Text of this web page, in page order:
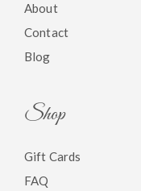
About
Contact
Blog
Shop
Gift Cards
FAQ